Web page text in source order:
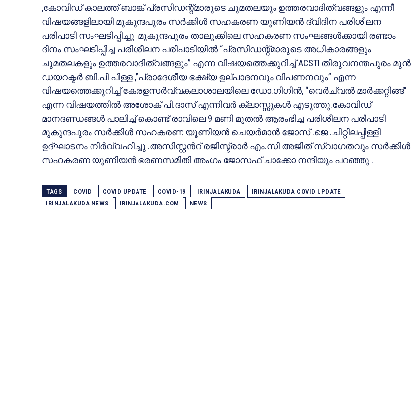
,കോവിഡ് കാലത്ത് ബാങ്ക് പ്രസിഡന്റ്മാരുടെ ചുമതലയും ഉത്തരവാദിത്വങ്ങളും എന്നീ
വിഷയങ്ങളിലായി മുകുന്ദപുരം സർക്കിൾ സഹകരണ യൂണിയൻ ദ്വിദിന പരിശീലന
പരിപാടി സംഘടിപ്പിച്ചു .മുകുന്ദപുരം താലൂക്കിലെ സഹകരണ സംഘങ്ങൾക്കായി രണ്ടാം
ദിനം സംഘടിപ്പിച്ച പരിശീലന പരിപാടിയിൽ “പ്രസിഡന്റ്മാരുടെ അധികാരങ്ങളും
ചുമതലകളും ഉത്തരവാദിത്വങ്ങളും” എന്ന വിഷയത്തെക്കുറിച്ച് ACSTI തിരുവനന്തപുരം മുൻ
ഡയറക്ടർ ബി.പി പിള്ള ,”പ്രാദേശീയ ഭക്ഷ്യ ഉല്പാദനവും വിപണനവും” എന്ന
വിഷയത്തെക്കുറിച്ച് കേരളസർവ്വകലാശാലയിലെ ഡോ.ഗിഗിൻ, “വെർച്വൽ മാർക്കറ്റിങ്ങ്”
എന്ന വിഷയത്തിൽ അശോക് പി.ദാസ് എന്നിവർ ക്ലാസ്സുകൾ എടുത്തു.കോവിഡ്
മാനദണ്ഡങ്ങൾ പാലിച്ച് കൊണ്ട് രാവിലെ 9 മണി മുതൽ ആരംഭിച്ച പരിശീലന പരിപാടി
മുകുന്ദപുരം സർക്കിൾ സഹകരണ യൂണിയൻ ചെയർമാൻ ജോസ് .ജെ .ചിറ്റിലപ്പിള്ളി
ഉദ്‌ഘാടനം നിർവ്വഹിച്ചു .അസിസ്റ്റൻറ് രജിസ്ട്രാർ എം.സി അജിത് സ്വാഗതവും സർക്കിൾ
സഹകരണ യൂണിയൻ ഭരണസമിതി അംഗം ജോസഫ് ചാക്കോ നന്ദിയും പറഞ്ഞു .
TAGS COVID COVID UPDATE COVID-19 IRINJALAKUDA
IRINJALAKUDA COVID UPDATE
IRINJALAKUDA NEWS
IRINJALAKUDA.COM NEWS